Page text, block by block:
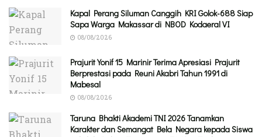
Kapal Perang Siluman Canggih KRI Golok-688 Siap
Sapa Warga Makassar di NBOD Kodaeral VI
08/08/2026
Prajurit Yonif 15 Marinir Terima Apresiasi Prajurit
Berprestasi pada Reuni Akabri Tahun 1991 di
Mabesal
08/08/2026
Taruna Bhakti Akademi TNI 2026 Tanamkan
Karakter dan Semangat Bela Negara kepada Siswa